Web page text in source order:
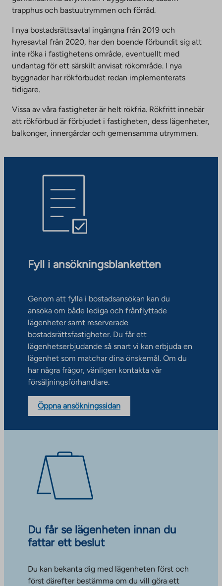
trapphus och bastuutrymmen och förråd.
I nya bostadsrättsavtal ingångna från 2019 och
hyresavtal från 2020, har den boende förbundit sig att
inte röka i fastighetens område, eventuellt med
undantag för ett särskilt anvisat rökområde. I nya
byggnader har rökförbudet redan implementerats
tidigare.
Vissa av våra fastigheter är helt rökfria. Rökfritt innebär
att rökförbud är förbjudet i fastigheten, dess lägenheter,
balkonger, innergårdar och gemensamma utrymmen.
Fyll i ansökningsblanketten
Genom att fylla i bostadsansökan kan du
ansöka om både lediga och frånflyttade
lägenheter samt reserverade
bostadsrättsfastigheter. Du får ett
lägenhetserbjudande så snart vi kan erbjuda en
lägenhet som matchar dina önskemål. Om du
har några frågor, vänligen kontakta vår
försäljningsförhandlare.
Öppna ansökningssidan
Du får se lägenheten innan du
fattar ett beslut
Du kan bekanta dig med lägenheten först och
först därefter bestämma om du vill göra ett